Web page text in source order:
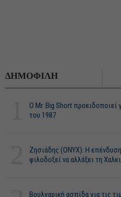
ΔΗΜΟΦΙΛΗ
O Mr. Big Short προειδοποιεί
του 1987
Ζησιάδης (ONYX): Η
φιλοδοξεί να αλλάξει τη
Βουλγαρική ασπίδα για τις